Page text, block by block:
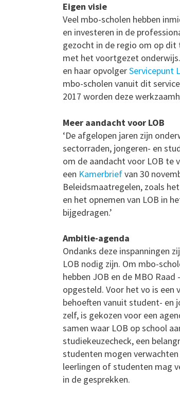
Eigen visie
Veel mbo-scholen hebben
en investeren in de
gezocht in de regio om op dit
met het voortgezet
en haar opvolgerServicepunt
mbo-scholen vanuit dit
2017 worden deze
Meer aandacht voor LOB
‘De afgelopen jaren zijn
sectorraden, jongeren- en
om de aandacht voor LOB te
een Kamerbriefvan 30
Beleidsmaatregelen, zoals
en het opnemen van LOB in
bijgedragen.’
Ambitie-agenda
Ondanks deze inspanningen
LOB nodig zijn. Om mbo-
hebben JOB en de MBO
opgesteld. Voor het vo is een
behoeften vanuit student- en
zelf, is gekozen voor een
samen waar LOB op school
studiekeuzecheck, een
studenten mogen
leerlingen of studenten mag
in de gesprekken.